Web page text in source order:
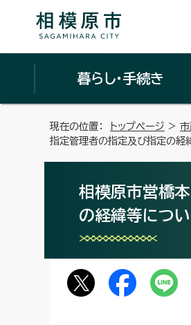
暮らし・手続き
現在の位置： トップページ >
指定管理者の指定及び指定の経
相模原市営橋
の経緯等につ